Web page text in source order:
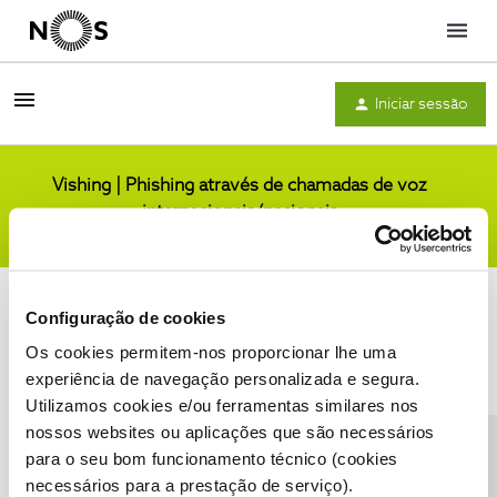
Configuração de cookies
Os cookies permitem-nos proporcionar lhe uma
experiência de navegação personalizada e segura.
Utilizamos cookies e/ou ferramentas similares nos
nossos websites ou aplicações que são necessários
para o seu bom funcionamento técnico (cookies
necessários para a prestação de serviço).
Menu
Iniciar sessão
Vishing | Phishing através de chamadas de voz
internacionais/nacionais
Condições do Fórum NOS Accessibility statement